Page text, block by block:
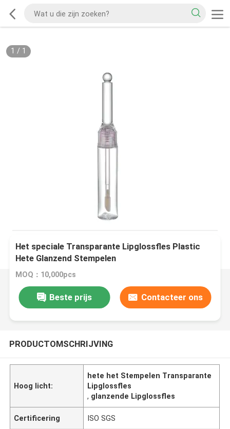
1 / 1
Het speciale Transparante Lipglossfles Plastic
Hete Glanzend Stempelen
MOQ：10,000pcs
Beste prijs Contacteer ons
PRODUCTOMSCHRIJVING
Hoog licht:
hete het Stempelen Transparante
Lipglossfles
, glanzende Lipglossfles
Certificering ISO SGS